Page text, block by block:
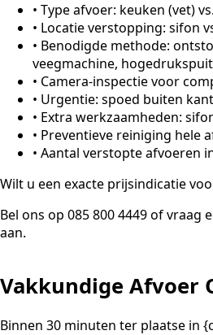
• Type afvoer: keuken (vet)
• Locatie verstopping: sifon
• Benodigde methode:
veegmachine, hogedrukspuit
• Camera-inspectie voor
• Urgentie: spoed buiten
• Extra werkzaamheden:
• Preventieve reiniging hele
• Aantal verstopte afvoeren
Wilt u een exacte prijsindicatie
Bel ons op 085 800 4449 of vraag
aan.
Vakkundige Afvoer
Binnen 30 minuten ter plaatse in